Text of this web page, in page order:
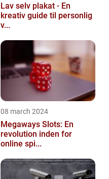
Lav selv plakat - En
kreativ guide til personlig
v...
08 march 2024
Megaways Slots: En
revolution inden for
online spi...